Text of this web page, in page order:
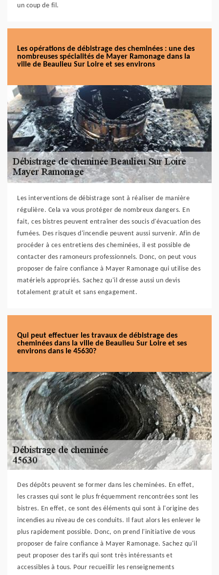
un coup de fil.
Les opérations de débistrage des cheminées : une des
nombreuses spécialités de Mayer Ramonage dans la
ville de Beaulieu Sur Loire et ses environs
Les interventions de débistrage sont à réaliser de manière
régulière. Cela va vous protéger de nombreux dangers. En
fait, ces bistres peuvent entraîner des soucis d'évacuation des
fumées. Des risques d'incendie peuvent aussi survenir. Afin de
procéder à ces entretiens des cheminées, il est possible de
contacter des ramoneurs professionnels. Donc, on peut vous
proposer de faire confiance à Mayer Ramonage qui utilise des
matériels appropriés. Sachez qu'il dresse aussi un devis
totalement gratuit et sans engagement.
Qui peut effectuer les travaux de débistrage des
cheminées dans la ville de Beaulieu Sur Loire et ses
environs dans le 45630?
Des dépôts peuvent se former dans les cheminées. En effet,
les crasses qui sont le plus fréquemment rencontrées sont les
bistres. En effet, ce sont des éléments qui sont à l'origine des
incendies au niveau de ces conduits. Il faut alors les enlever le
plus rapidement possible. Donc, on prend l'initiative de vous
proposer de faire confiance à Mayer Ramonage. Sachez qu'il
peut proposer des tarifs qui sont très intéressants et
accessibles à tous. Pour recueillir les renseignements